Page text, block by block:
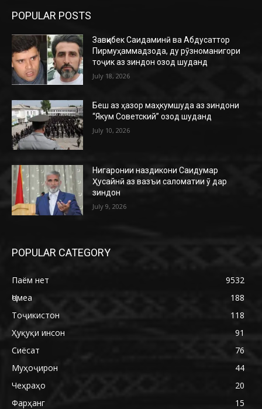
POPULAR POSTS
Завқибек Саидаминӣ ва Абдусаттор
Пирмуҳаммадзода, ду рӯзноманигори
тоҷик аз зиндон озод шуданд
July 18, 2026
Беш аз ҳазор маҳкумшуда аз зиндони
“Якум Советский” озод шуданд
July 10, 2026
Нигаронии наздикони Саидумар
Ҳусайнӣ аз вазъи саломатии ӯ дар
зиндон
July 9, 2026
POPULAR CATEGORY
Паём нет
9532
Ҷомеа
188
Тоҷикистон
118
Ҳуқуқи инсон
91
Сиёсат
76
Муҳоҷирон
44
Чеҳраҳо
20
Фарҳанг
15